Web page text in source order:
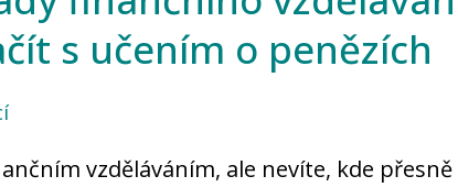
s učením o penězích
vzděláváním, ale nevíte, kde přesně